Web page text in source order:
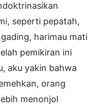
seperti pepatah,
harimau mati
pemikiran ini
aku yakin bahwa
orang
menonjol